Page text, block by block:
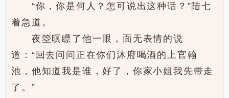
“你，你是何人？怎可说出这种话？”陆七
着急道。
夜箜暝瞟了他一眼，面无表情的说
道：“回去问问正在你们沐府喝酒的上官翰
池，他知道我是谁，好了，你家小姐我先带走
了。”